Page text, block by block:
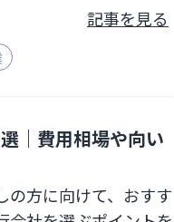
記事を読み終える頃に
何をしたらいいのか
ことでしょう。
記事を見る
｜費用相場や向い
の方に向けて、おすす